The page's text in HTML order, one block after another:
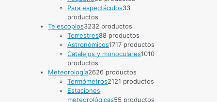
Para espectáculos33
productos
Telescopios3232 productos
Terrestres88 productos
Astronómicos1717 productos
Catalejos y monoculares1010
productos
Meteorología2626 productos
Termómetros2121 productos
Estaciones
meteorológicas55 productos